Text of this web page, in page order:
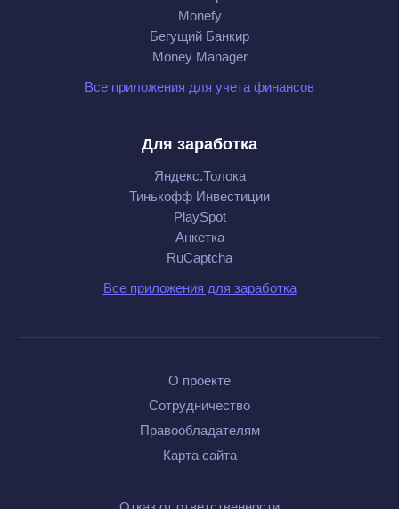
Monefy
Бегущий Банкир
Money Manager
Все приложения для учета финансов
Для заработка
Яндекс.Толока
Тинькофф Инвестиции
PlaySpot
Анкетка
RuCaptcha
Все приложения для заработка
О проекте
Сотрудничество
Правообладателям
Карта сайта